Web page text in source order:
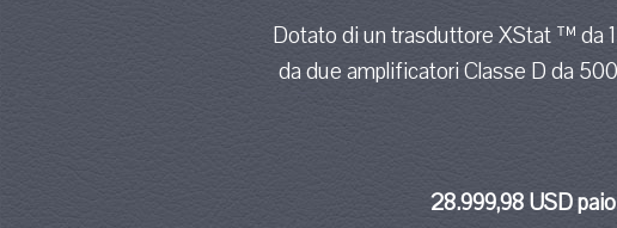
Dotato di un trasduttore XStat ™ da
da due amplificatori Classe D da
28.999,98 USD paio